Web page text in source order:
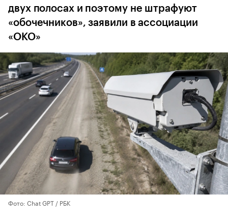
двух полосах и поэтому не штрафуют
«обочечников», заявили в ассоциации
«ОКО»
Фото: Chat GPT / РБК